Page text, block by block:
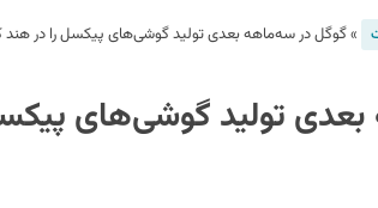
»گوگل در سه‌ماهه بعدی تولید گوشی‌های پیکسل را در هند
تولید گوشی‌های